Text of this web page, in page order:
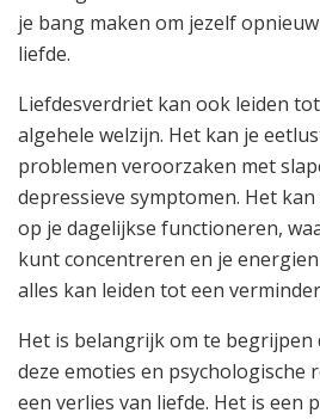
je bang maken om jezelf
liefde.
Liefdesverdriet kan ook leiden
algehele welzijn. Het kan je
problemen veroorzaken met
depressieve symptomen. Het
op je dagelijkse functioneren,
kunt concentreren en je
alles kan leiden tot een
Het is belangrijk om te begrijpen
deze emoties en psychologische
een verlies van liefde. Het is een